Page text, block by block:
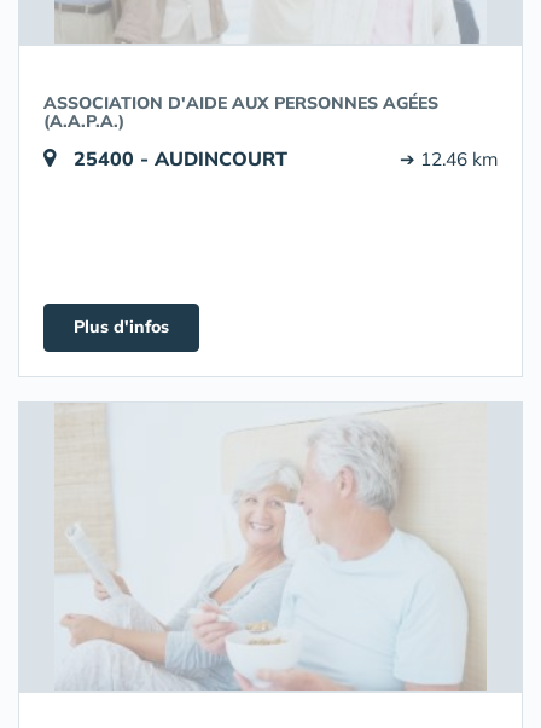
ASSOCIATION D'AIDE AUX PERSONNES AGÉES
(A.A.P.A.)
25400 - AUDINCOURT ➔ 12.46 km
Plus d'infos